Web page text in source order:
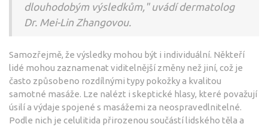
dlouhodobým výsledkům," uvádí dermatolog
Dr. Mei-Lin Zhangovou.
Samozřejmě, že výsledky mohou být i individuální. Někteří
lidé mohou zaznamenat viditelnější změny než jiní, což je
často způsobeno rozdílnými typy pokožky a kvalitou
samotné masáže. Lze nalézt i skeptické hlasy, které považují
úsilí a výdaje spojené s masážemi za neospravedlnitelné.
Podle nich je celulitida přirozenou součástí lidského těla a